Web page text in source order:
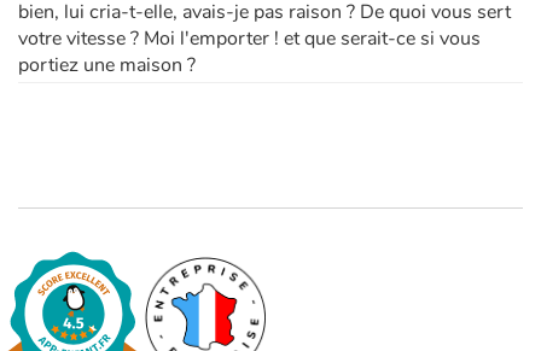
bien, lui cria-t-elle, avais-je pas raison ? De quoi vous sert
votre vitesse ? Moi l'emporter ! et que serait-ce si vous
portiez une maison ?